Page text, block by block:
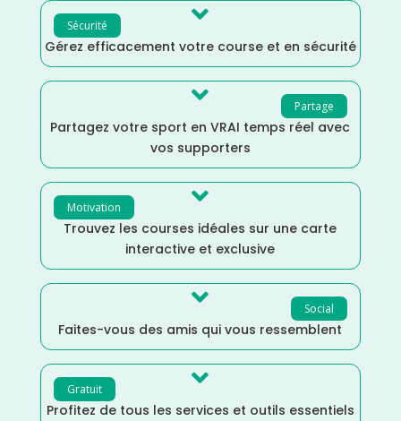
Sécurité 
Gérez efficacement votre course et en sécurité
Partage

Partagez votre sport en VRAI temps réel avec
vos supporters
Motivation 
Trouvez les courses idéales sur une carte
interactive et exclusive
Social

Faites-vous des amis qui vous ressemblent
Gratuit 
Profitez de tous les services et outils essentiels